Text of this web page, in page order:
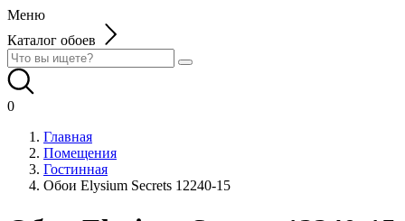
Меню
Каталог обоев
0
Главная
Помещения
Гостинная
Обои Elysium Secrets 12240-15